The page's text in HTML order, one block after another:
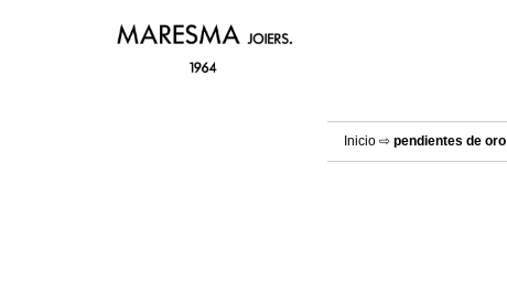
Inicio ⇨ pendientes de oro